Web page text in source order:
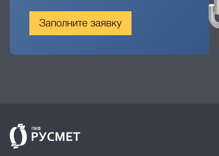
Заполните заявку